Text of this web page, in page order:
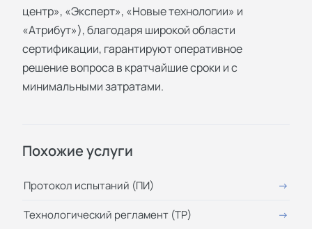
центр», «Эксперт», «Новые технологии» и
«Атрибут»), благодаря широкой области
сертификации, гарантируют оперативное
решение вопроса в кратчайшие сроки и с
минимальными затратами.
Похожие услуги
Протокол испытаний (ПИ)
Технологический регламент (ТР)